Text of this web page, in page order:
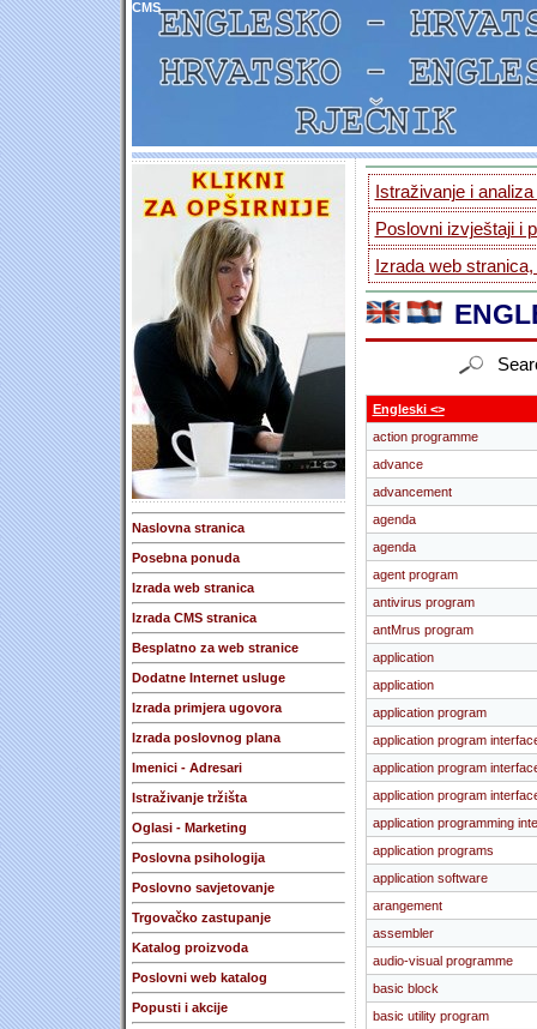
CMS
Naslovna stranica
Posebna ponuda
Izrada web stranica
Izrada CMS stranica
Besplatno za web stranice
Dodatne Internet usluge
Izrada primjera ugovora
Izrada poslovnog plana
Imenici - Adresari
Istraživanje tržišta
Oglasi - Marketing
Poslovna psihologija
Poslovno savjetovanje
Trgovačko zastupanje
Katalog proizvoda
Poslovni web katalog
Popusti i akcije
Istraživanje i
Poslovni izvještaji i
Izrada web
Engleski <>
action programme
advance
advancement
agenda
agenda
agent program
antivirus program
antMrus program
application
application
application program
application program
application program
application program
application programming
application programs
application software
arangement
assembler
audio-visual programme
basic block
basic utility program